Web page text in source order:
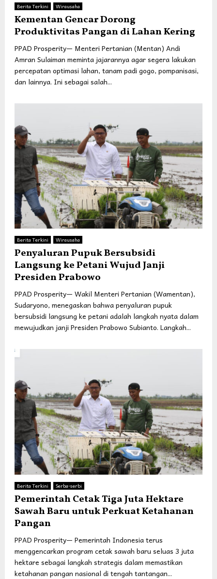
Berita Terkini Wirausaha
Kementan Gencar Dorong
Produktivitas Pangan di Lahan Kering
PPAD Prosperity— Menteri Pertanian (Mentan) Andi
Amran Sulaiman meminta jajarannya agar segera lakukan
percepatan optimasi lahan, tanam padi gogo, pompanisasi,
dan lainnya. Ini sebagai salah...
Berita Terkini Wirausaha
Penyaluran Pupuk Bersubsidi
Langsung ke Petani Wujud Janji
Presiden Prabowo
PPAD Prosperity— Wakil Menteri Pertanian (Wamentan),
Sudaryono, menegaskan bahwa penyaluran pupuk
bersubsidi langsung ke petani adalah langkah nyata dalam
mewujudkan janji Presiden Prabowo Subianto. Langkah...
Berita Terkini Serba-serbi
Pemerintah Cetak Tiga Juta Hektare
Sawah Baru untuk Perkuat Ketahanan
Pangan
PPAD Prosperity— Pemerintah Indonesia terus
menggencarkan program cetak sawah baru seluas 3 juta
hektare sebagai langkah strategis dalam memastikan
ketahanan pangan nasional di tengah tantangan...